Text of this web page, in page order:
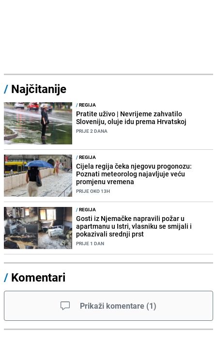
/ Najčitanije
/REGIJA
Pratite uživo | Nevrijeme zahvatilo
Sloveniju, oluje idu prema Hrvatskoj
PRIJE 2 DANA
/REGIJA
Cijela regija čeka njegovu progonozu:
Poznati meteorolog najavljuje veću
promjenu vremena
PRIJE OKO 13H
/REGIJA
Gosti iz Njemačke napravili požar u
apartmanu u Istri, vlasniku se smijali i
pokazivali srednji prst
PRIJE 1 DAN
/ Komentari
Prikaži komentare (1)